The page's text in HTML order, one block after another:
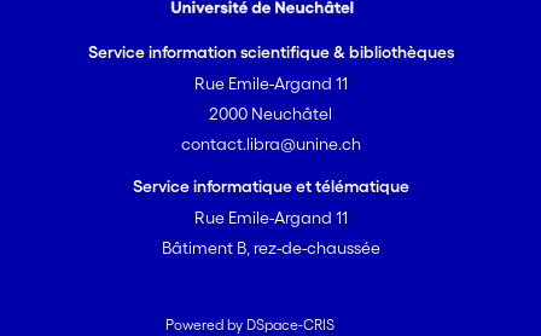
Service information scientifique & bibliothèques
Rue Emile-Argand 11
2000 Neuchâtel
contact.libra@unine.ch
Service informatique et télématique
Rue Emile-Argand 11
Bâtiment B, rez-de-chaussée
Powered by DSpace-CRIS